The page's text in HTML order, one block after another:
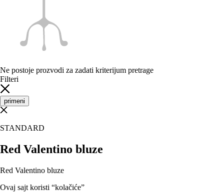
Ne postoje prozvodi za zadati kriterijum pretrage
Filteri
primeni
STANDARD
Red Valentino bluze
Red Valentino bluze
Ovaj sajt koristi “kolačiće”